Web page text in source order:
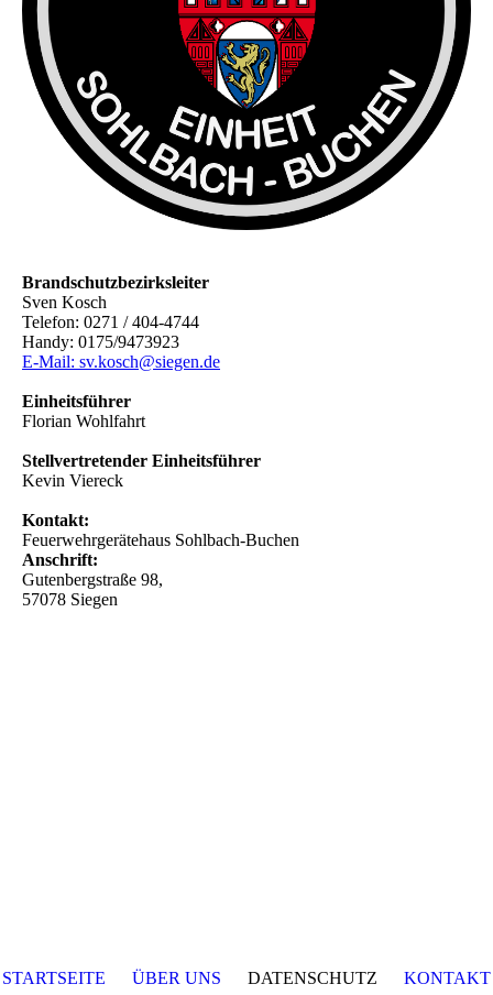
Brandschutzbezirksleiter
Sven Kosch
Telefon: 0271 / 404-4744
Handy: 0175/9473923
E-Mail: sv.kosch@siegen.de
Einheitsführer
Florian Wohlfahrt
Stellvertretender Einheitsführer
Kevin Viereck
Kontakt:
Feuerwehrgerätehaus Sohlbach-Buchen
Anschrift:
Gutenbergstraße 98,
57078 Siegen
STARTSEITE ÜBER UNS DATENSCHUTZ KONTAKT